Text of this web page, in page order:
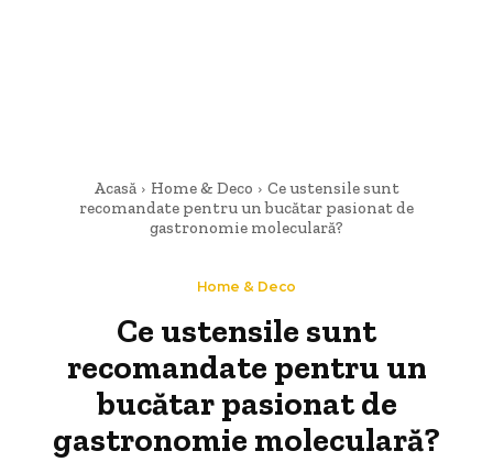
Acasă Home & Deco
Ce ustensile sunt
recomandate pentru un bucătar pasionat de
gastronomie moleculară?
Home & Deco
Ce ustensile sunt
recomandate pentru un
bucătar pasionat de
gastronomie moleculară?